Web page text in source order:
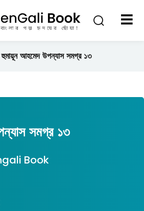
হুমায়ূন আহমেদ উপন্যাস সমগ্র ১৩
সমগ্র ১৩
Book
in Sign up
Sign in